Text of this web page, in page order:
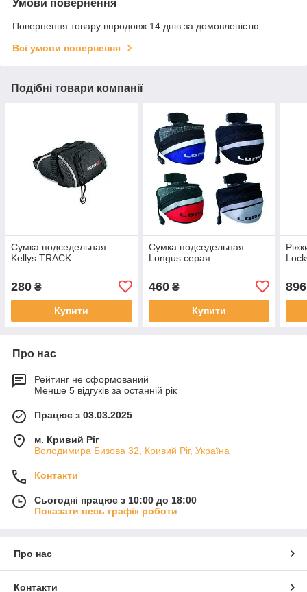
Умови повернення
Повернення товару впродовж 14 днів за домовленістю
Всі умови повернення
Подібні товари компанії
Сумка подседельная
Kellys TRACK
280 ₴
Купити
Сумка подседельная
Longus серая
460₴
Купити
896
Про нас
Рейтинг не сформований
Менше 5 відгуків за останній рік
Працює з 03.03.2025
м. Кривий Ріг
Володимира Бизова 32, Кривий Ріг, Україна
Контакти
Сьогодні працює з 10:00 до 18:00
Показати весь графік роботи
Про нас
Контакти